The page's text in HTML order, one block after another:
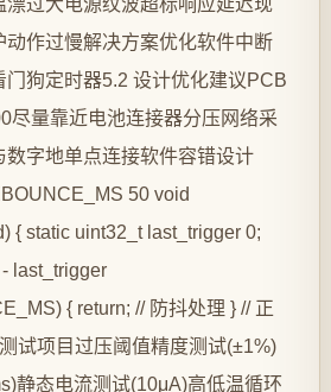
漂过大电源纹波超标响应延迟现
动作过慢解决方案优化软件中断
门狗定时器5.2 设计优化建议PCB
尽量靠近电池连接器分压网络采
数字地单点连接软件容错设计
50 void
{ static uint32_t last_trigger 0;
last_trigger
{ return; // 防抖处理 } // 正
试项目过压阈值精度测试(±1%)
静态电流测试(10μA)高低温循环